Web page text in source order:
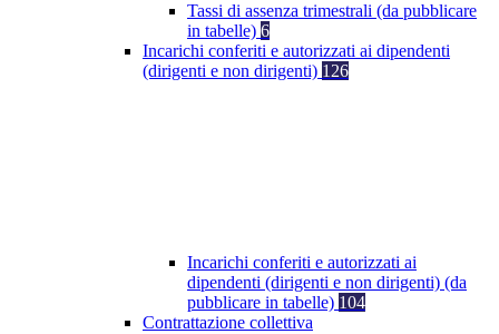
Tassi di assenza trimestrali (da pubblicare
in tabelle) 6
Incarichi conferiti e autorizzati ai dipendenti
(dirigenti e non dirigenti) 126
Incarichi conferiti e autorizzati ai
dipendenti (dirigenti e non dirigenti) (da
pubblicare in tabelle) 104
Contrattazione collettiva